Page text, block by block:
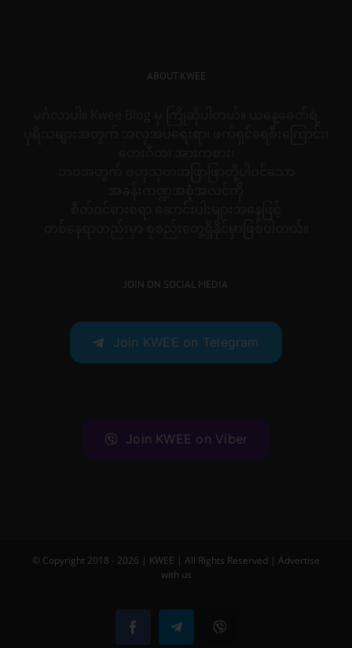
ABOUT KWEE
JOIN ON SOCIAL MEDIA
Join KWEE on Telegram
Join KWEE on Viber
© Copyright 2018 - 2026 | KWEE | All Rights Reserved | Advertise
with us
FacebookTelegramViber